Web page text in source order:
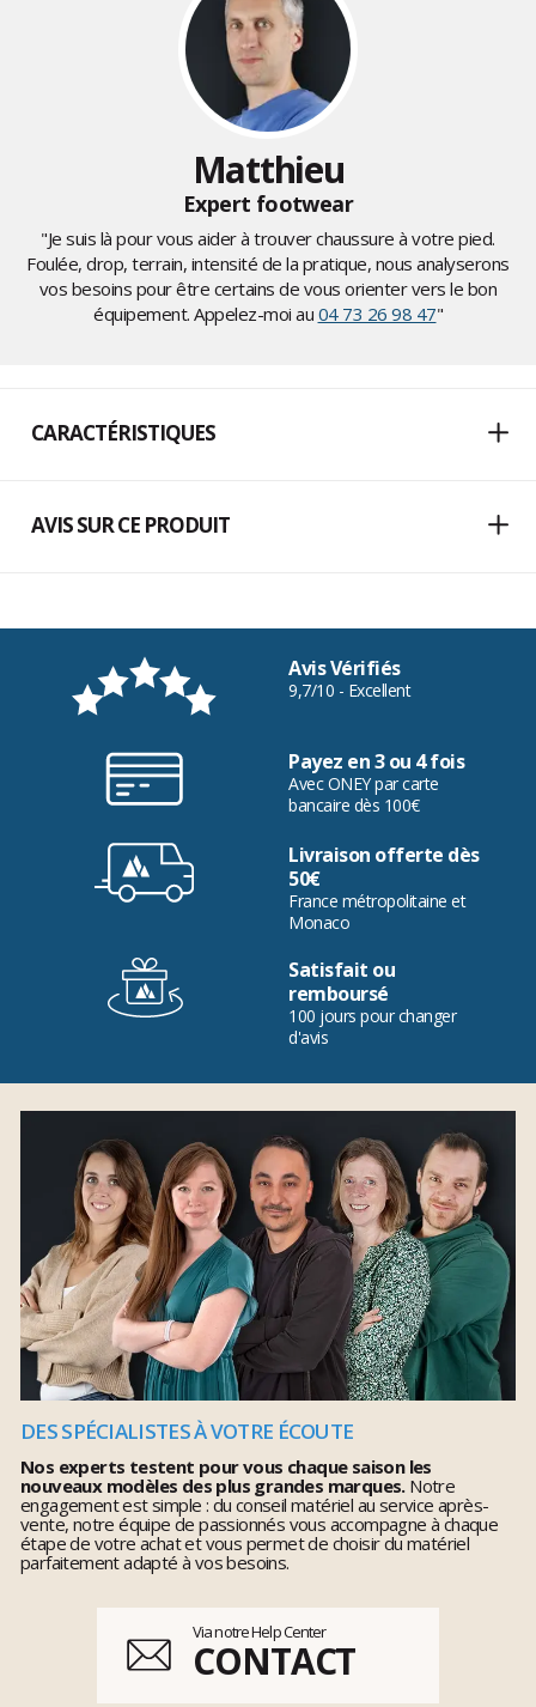
Matthieu
Expert footwear
"Je suis là pour vous aider à trouver chaussure à votre pied.
Foulée, drop, terrain, intensité de la pratique, nous analyserons
vos besoins pour être certains de vous orienter vers le bon
équipement. Appelez-moi au 04 73 26 98 47"
CARACTÉRISTIQUES
AVIS SUR CE PRODUIT
Avis Vérifiés
9,7/10 - Excellent
Payez en 3 ou 4 fois
Avec ONEY par carte
bancaire dès 100€
Livraison offerte dès
50€
France métropolitaine et
Monaco
Satisfait ou
remboursé
100 jours pour changer
d'avis
DES SPÉCIALISTES À VOTRE ÉCOUTE
Nos experts testent pour vous chaque saison les
nouveaux modèles des plus grandes marques.Notre
engagement est simple : du conseil matériel au service après-
vente, notre équipe de passionnés vous accompagne à chaque
étape de votre achat et vous permet de choisir du matériel
parfaitement adapté à vos besoins.
Via notre Help Center
CONTACT